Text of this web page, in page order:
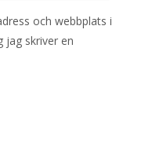
och webbplats i
jag skriver en